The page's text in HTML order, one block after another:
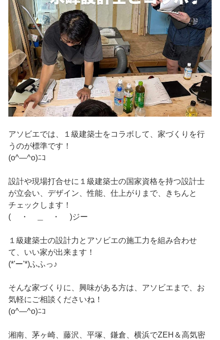
アソビエでは、１級建築士をコラボして、家づくりを行
うのが標準です！
(o^―^o)ﾆｺ
設計や現場打合せに１級建築士の国家資格を持つ設計士
が立会い、デザイン、性能、仕上がりまで、きちんと
チェックします！
( ・ ＿ ・ )ジー
１級建築士の設計力とアソビエの施工力を組み合わせ
て、いい家が出来ます！
(*'ー'*)ふふっ♪
そんな家づくりに、興味がある方は、アソビエまで、お
気軽にご相談くださいね！
(o^―^o)ﾆｺ
湘南、茅ヶ崎、藤沢、平塚、鎌倉、横浜でZEH＆高気密